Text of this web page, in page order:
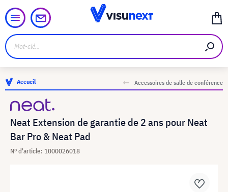
Accueil Accessoires de salle de conférence
Neat Extension de garantie de 2 ans pour Neat
Bar Pro & Neat Pad
N° d'article: 1000026018